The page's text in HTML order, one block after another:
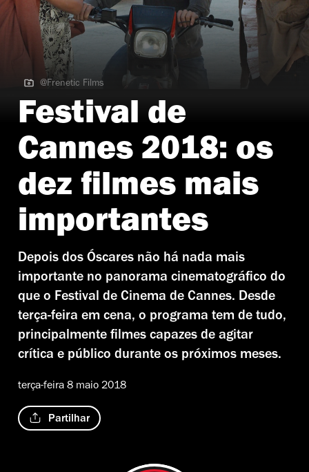
@Frenetic Films | Todos lo Saben de Asghar Farhadi
@Frenetic Films
Festival de
Cannes 2018: os
dez filmes mais
importantes
Depois dos Óscares não há nada mais
importante no panorama cinematográfico do
que o Festival de Cinema de Cannes. Desde
terça-feira em cena, o programa tem de tudo,
principalmente filmes capazes de agitar
crítica e público durante os próximos meses.
terça-feira 8 maio 2018
Partilhar